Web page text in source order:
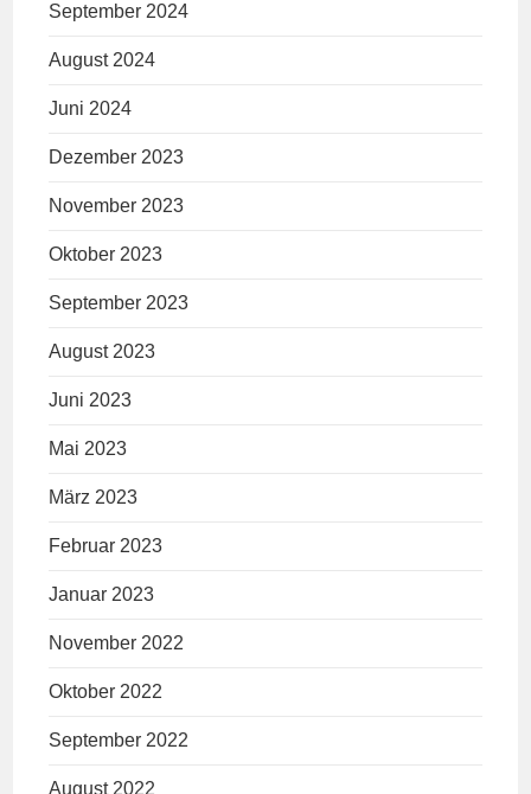
September 2024
August 2024
Juni 2024
Dezember 2023
November 2023
Oktober 2023
September 2023
August 2023
Juni 2023
Mai 2023
März 2023
Februar 2023
Januar 2023
November 2022
Oktober 2022
September 2022
August 2022